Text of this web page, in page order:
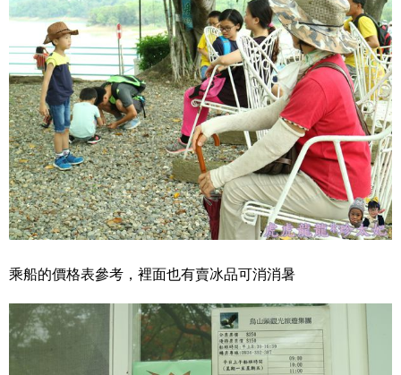
乘船的價格表參考，裡面也有賣冰品可消消暑